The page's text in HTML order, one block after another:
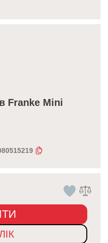
Franke Mini